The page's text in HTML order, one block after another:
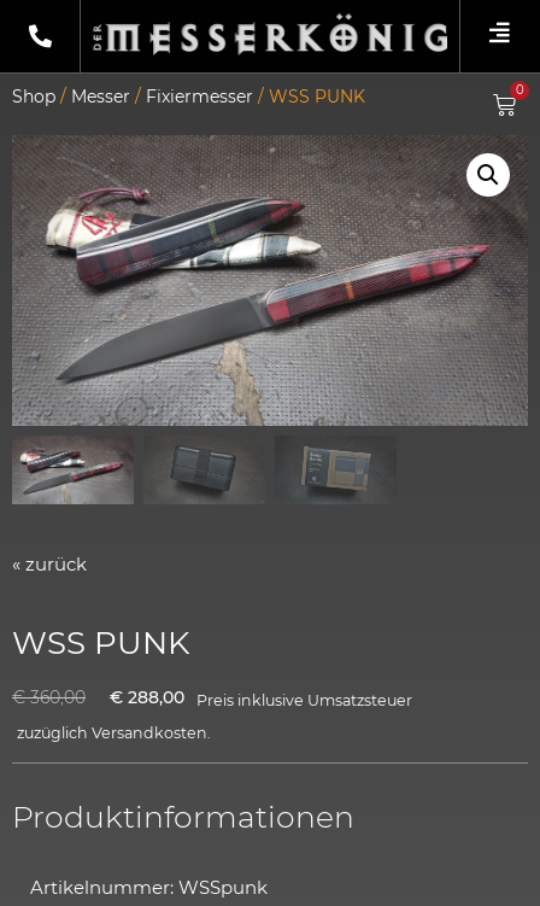
0
Shop / Messer / Fixiermesser / WSS PUNK
« zurück
WSS PUNK
€360,00 € 288,00
Preis inklusive Umsatzsteuer
zuzüglich Versandkosten.
Produktinformationen
Artikelnummer: WSSpunk